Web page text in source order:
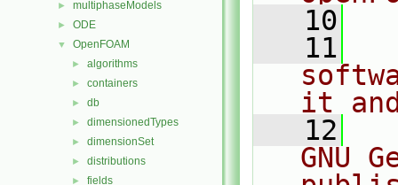
► multiphaseModels
► ODE
▼ OpenFOAM
► algorithms
► containers
► db
► dimensionedTypes
► dimensionSet
► distributions
► fields
   10
   11
it
   12
GNU